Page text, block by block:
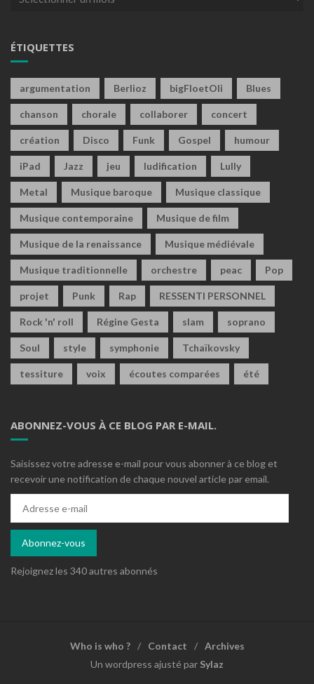
ÉTIQUETTES
argumentation Berlioz bigFloetOli Blues
chanson chorale collaborer concert
création Disco Funk Gospel humour
iPad Jazz jeu ludification Lully
Metal Musique baroque Musique classique
Musique contemporaine Musique de film
Musique de la renaissance Musique médiévale
Musique traditionnelle orchestre peac Pop
projet Punk Rap RESSENTI PERSONNEL
Rock 'n' roll Régine Gesta slam soprano
Soul style symphonie Tchaïkovsky
tessiture voix écoutes comparées été
ABONNEZ-VOUS À CE BLOG PAR E-MAIL.
Saisissez votre adresse e-mail pour vous abonner à ce blog et
recevoir une notification de chaque nouvel article par email.
mail
Abonnez-vous
Rejoignez les 340 autres abonnés
Who is who ? Contact
Archives
Un wordpress ajusté par Sylaz